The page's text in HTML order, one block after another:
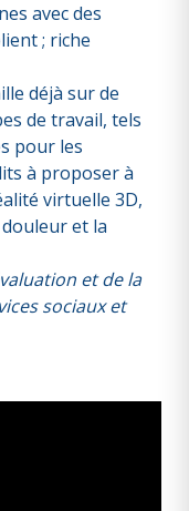
avec des
; riche
déjà sur de
de travail, tels
pour les
à proposer à
virtuelle 3D,
et la
et de la
sociaux et